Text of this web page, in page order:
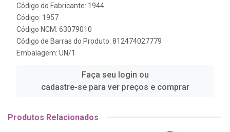
Código do Fabricante: 1944
Código: 1957
Código NCM: 63079010
Código de Barras do Produto: 812474027779
Embalagem: UN/1
Faça seu login ou
cadastre-se para ver preços e comprar
Produtos Relacionados